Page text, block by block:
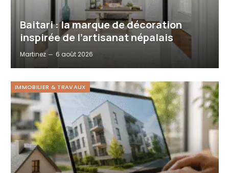
Baitari : la marque de décoration
inspirée de l’artisanat népalais
Martinez 6 août 2026
IMMOBILIER & TRAVAUX